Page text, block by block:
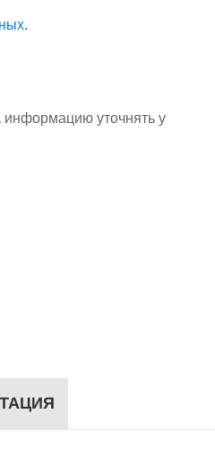
.
информацию уточнять у